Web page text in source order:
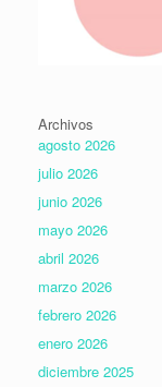
Archivos
agosto 2026
julio 2026
junio 2026
mayo 2026
abril 2026
marzo 2026
febrero 2026
enero 2026
diciembre 2025